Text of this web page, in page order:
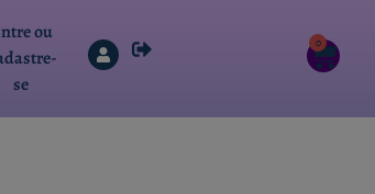
ou
se
0